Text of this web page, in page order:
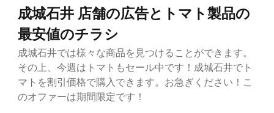
成城石井 店舗の広告とトマト製品の
最安値のチラシ
成城石井では様々な商品を見つけることができます。
その上、今週はトマトもセール中です！成城石井でト
マトを割引価格で購入できます。お急ぎください！こ
のオファーは期間限定です！